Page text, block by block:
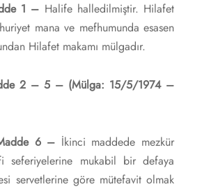
1 – Halife halledilmiştir. Hilafet
mana ve mefhumunda esasen
Hilafet makamı mülgadır.
2 – 5 – (Mülga: 15/5/1974 –
6 – İkinci maddede mezkür
seferiyelerine mukabil bir defaya
servetlerine göre mütefavit olmak